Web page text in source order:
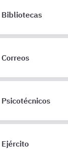
Bibliotecas
Correos
Psicotécnicos
Ejército